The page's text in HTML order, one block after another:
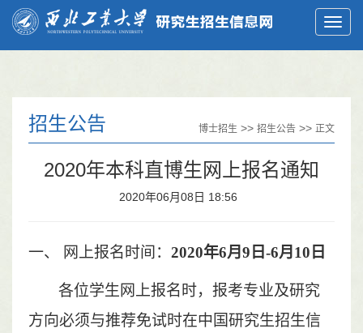
招生公告 博士招生 >> 招生公告 >> 正文
2020年本科直博生网上报名通知
2020年06月08日 18:56
一、 网上报名时间： 2020年6月 9 日-6月 10 日
各位学生网上报名时，报考专业及研究
方向必须与推荐免试时在中国研究生招生信